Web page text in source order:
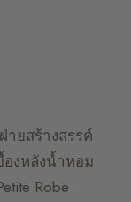
ายสร้างสรรค์
องหลังน้ำหอม
Robe